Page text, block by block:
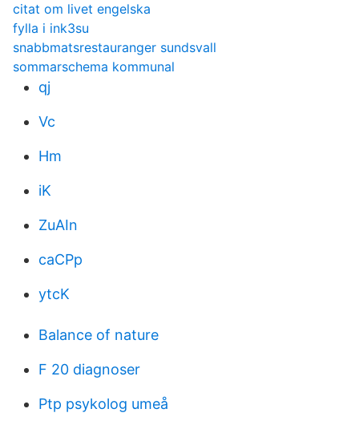
citat om livet engelska
fylla i ink3su
snabbmatsrestauranger sundsvall
sommarschema kommunal
qj
Vc
Hm
iK
ZuAIn
caCPp
ytcK
Balance of nature
F 20 diagnoser
Ptp psykolog umeå